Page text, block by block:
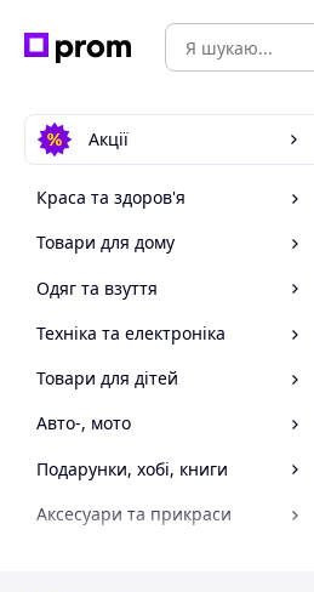
Акції
Краса та здоров'я
Товари для дому
Одяг та взуття
Техніка та електроніка
Товари для дітей
Авто-, мото
Подарунки, хобі, книги
Аксесуари та прикраси